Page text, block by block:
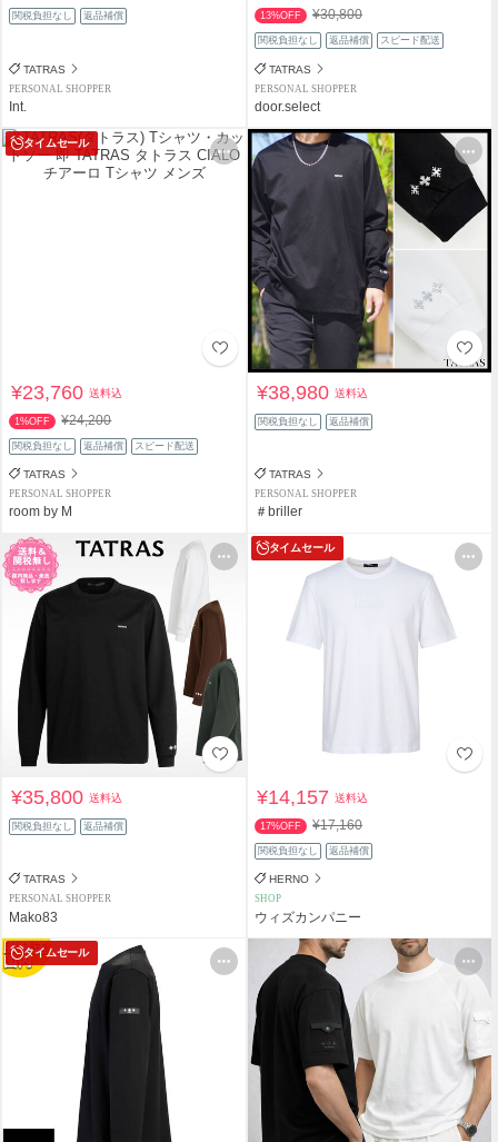
関税負担なし 返品補償
TATRAS
PERSONAL SHOPPER
Int.
13%OFF ¥30,800
関税負担なし 返品補償 スピード配送
TATRAS
PERSONAL SHOPPER
door.select
タイムセール
¥23,760送料込
1%OFF ¥24,200
関税負担なし 返品補償 スピード配送
TATRAS
PERSONAL SHOPPER
room by M
¥38,980送料込
関税負担なし 返品補償
TATRAS
PERSONAL SHOPPER
＃briller
¥35,800送料込
関税負担なし 返品補償
TATRAS
PERSONAL SHOPPER
Mako83
タイムセール
¥14,157送料込
17%OFF ¥17,160
関税負担なし 返品補償
HERNO
SHOP
ウィズカンパニー
タイムセール